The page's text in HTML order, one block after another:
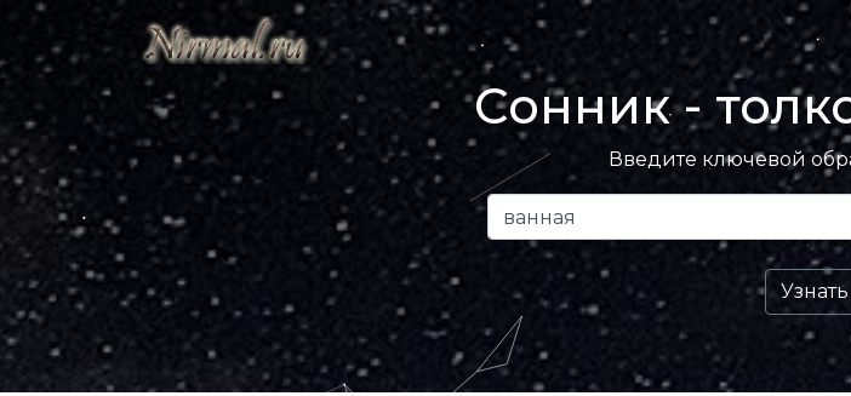
Сонник -
Введите ключевой